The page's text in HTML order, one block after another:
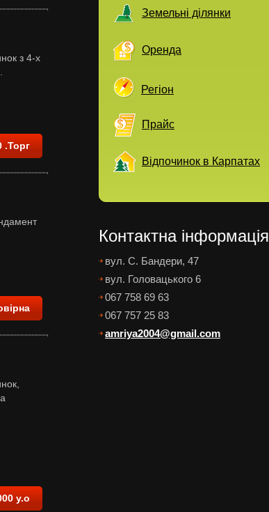
з 4-х
.Торг
у.о
Земельні ділянки
Оренда
Регіон
Прайс
Відпочинок в Карпатах
Контактна інформація
вул. С. Бандери, 47
вул. Головацького 6
067 758 69 63
067 757 25 83
amriya2004@gmail.com